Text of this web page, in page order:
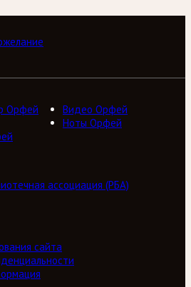
Орфей
Видео Орфей
Ноты Орфей
ассоциация (РБА)
сайта